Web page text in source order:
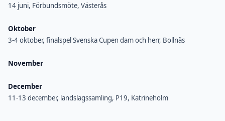
14 juni, Förbundsmöte, Västerås
Oktober
3-4 oktober, finalspel Svenska Cupen dam och herr, Bollnäs
November
December
11-13 december, landslagssamling, P19, Katrineholm